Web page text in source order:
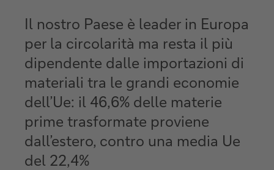
Il nostro Paese è leader in Europa
per la circolarità ma resta il più
dipendente dalle importazioni di
materiali tra le grandi economie
dell’Ue: il 46,6% delle materie
prime trasformate proviene
dall’estero, contro una media Ue
del 22,4%